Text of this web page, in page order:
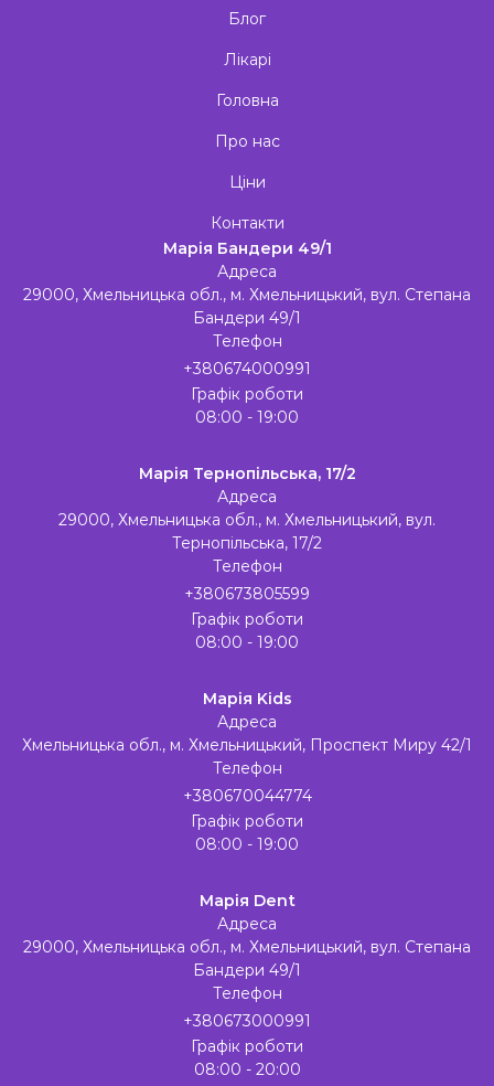
Блог
Лікарі
Головна
Про нас
Ціни
Контакти
Марія Бандери 49/1
Адреса
29000, Хмельницька обл., м. Хмельницький, вул. Степана
Бандери 49/1
Телефон
+380674000991
Графік роботи
08:00 - 19:00
Марія Тернопільська, 17/2
Адреса
29000, Хмельницька обл., м. Хмельницький, вул.
Тернопільська, 17/2
Телефон
+380673805599
Графік роботи
08:00 - 19:00
Марія Kids
Адреса
Хмельницька обл., м. Хмельницький, Проспект Миру 42/1
Телефон
+380670044774
Графік роботи
08:00 - 19:00
Марія Dent
Адреса
29000, Хмельницька обл., м. Хмельницький, вул. Степана
Бандери 49/1
Телефон
+380673000991
Графік роботи
08:00 - 20:00